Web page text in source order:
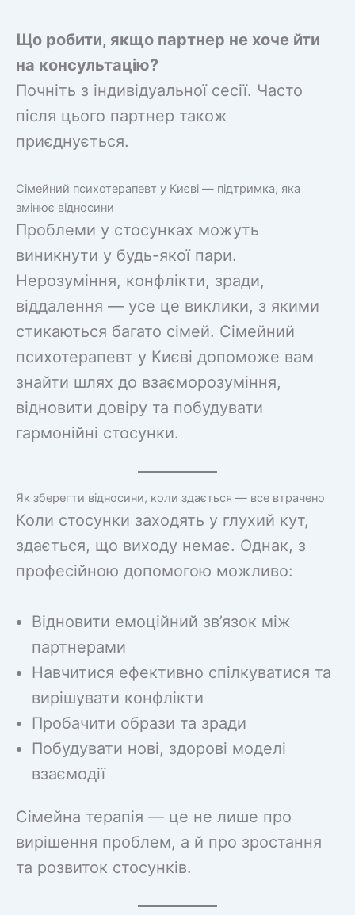
Що робити, якщо партнер не хоче йти
на консультацію?
Почніть з індивідуальної сесії. Часто
після цього партнер також
приєднується.
Сімейний психотерапевт у Києві — підтримка, яка
змінює відносини
Проблеми у стосунках можуть
виникнути у будь-якої пари.
Нерозуміння, конфлікти, зради,
віддалення — усе це виклики, з якими
стикаються багато сімей. Сімейний
психотерапевт у Києві допоможе вам
знайти шлях до взаєморозуміння,
відновити довіру та побудувати
гармонійні стосунки.
Як зберегти відносини, коли здається — все втрачено
Коли стосунки заходять у глухий кут,
здається, що виходу немає. Однак, з
професійною допомогою можливо:
Відновити емоційний зв’язок між
партнерами
Навчитися ефективно спілкуватися та
вирішувати конфлікти
Пробачити образи та зради
Побудувати нові, здорові моделі
взаємодії
Сімейна терапія — це не лише про
вирішення проблем, а й про зростання
та розвиток стосунків.